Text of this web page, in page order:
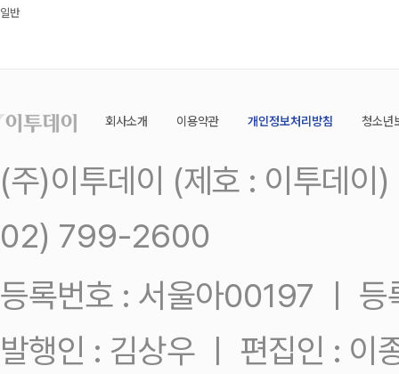
일반
회사소개 이용약관 개인정보처리방침 청소년
(주)이투데이 (제호 : 이투데
02) 799-2600
등록번호 : 서울아00197 ㅣ
발행인 : 김상우 ㅣ 편집인 : 이